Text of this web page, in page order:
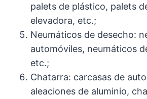
palets de plástico, palets
elevadora, etc.;
Neumáticos de desecho:
automóviles, neumáticos
etc.;
Chatarra: carcasas de
aleaciones de aluminio,